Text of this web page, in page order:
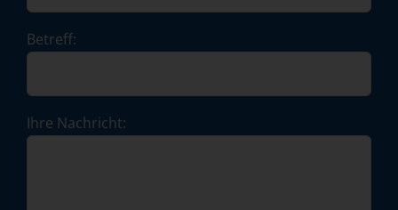
Betreff:
Ihre Nachricht: